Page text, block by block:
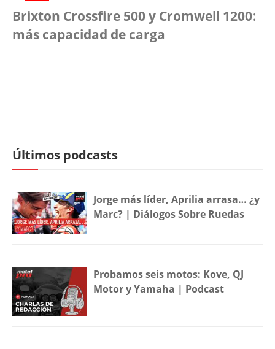
Brixton Crossfire 500 y Cromwell 1200:
más capacidad de carga
Últimos podcasts
Jorge más líder, Aprilia arrasa… ¿y
Marc? | Diálogos Sobre Ruedas
Probamos seis motos: Kove, QJ
Motor y Yamaha | Podcast